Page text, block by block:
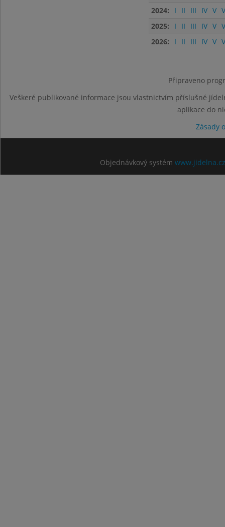
2024:
I II III IV V
2025:
I II III IV V
2026:
I II III IV V
Připraveno
Veškeré publikované informace jsou vlastnictvím příslušné
aplikace do
Zásady
Objednávkový systém www.jidelna.cz